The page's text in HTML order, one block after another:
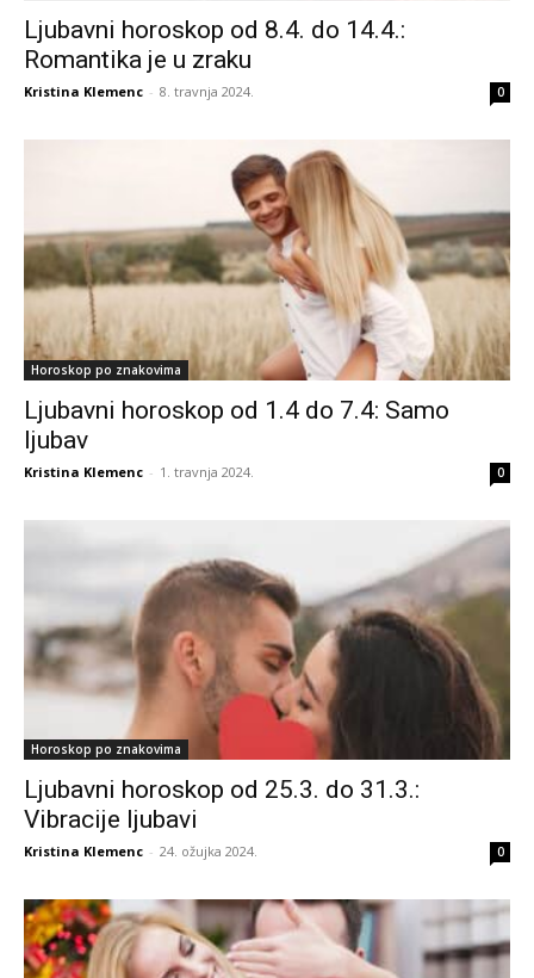
Ljubavni horoskop od 8.4. do 14.4.:
Romantika je u zraku
Kristina Klemenc - 8. travnja 2024. 0
Horoskop po znakovima
Ljubavni horoskop od 1.4 do 7.4: Samo
ljubav
Kristina Klemenc - 1. travnja 2024. 0
Horoskop po znakovima
Ljubavni horoskop od 25.3. do 31.3.:
Vibracije ljubavi
Kristina Klemenc - 24. ožujka 2024. 0